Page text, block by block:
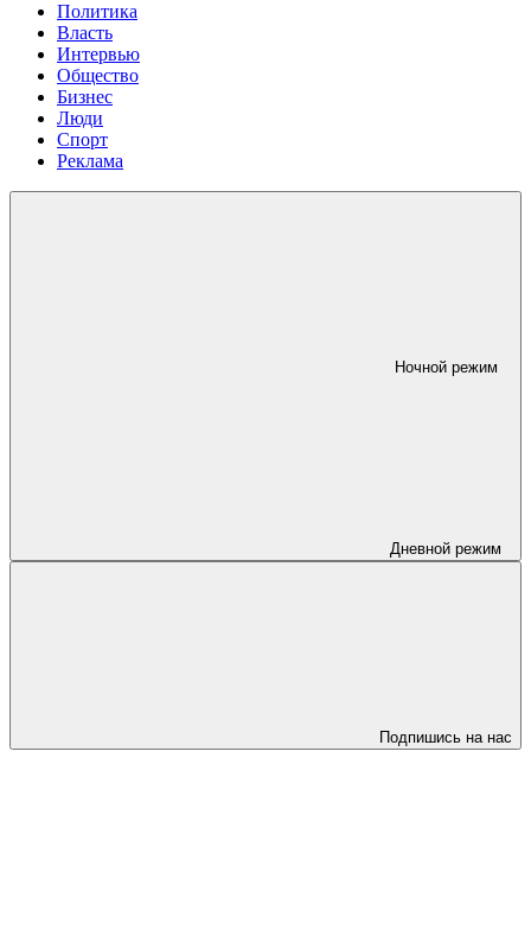
Политика
Власть
Интервью
Общество
Бизнес
Люди
Спорт
Реклама
Ночной режим
Дневной режим
Подпишись на нас